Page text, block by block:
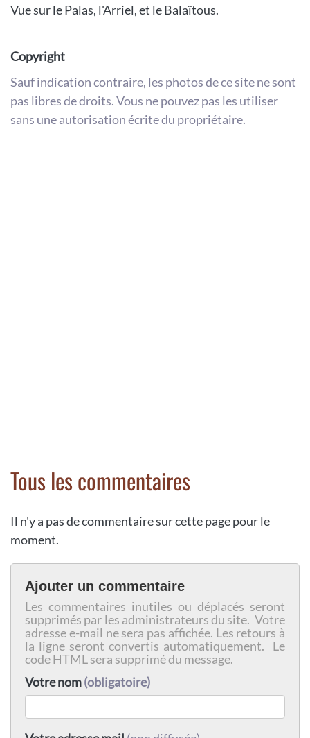
Vue sur le Palas, l'Arriel, et le Balaïtous.
Copyright
Sauf indication contraire, les photos de ce site ne sont
pas libres de droits. Vous ne pouvez pas les utiliser
sans une autorisation écrite du propriétaire.
Tous les commentaires
Il n'y a pas de commentaire sur cette page pour le
moment.
Ajouter un commentaire
Les commentaires inutiles ou déplacés seront
supprimés par les administrateurs du site. Votre
adresse e-mail ne sera pas affichée. Les retours à
la ligne seront convertis automatiquement. Le
code HTML sera supprimé du message.
Votre nom(obligatoire)